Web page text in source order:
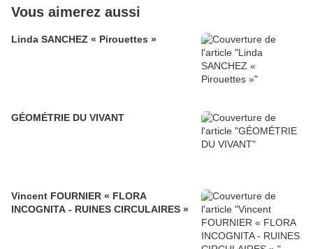
Vous aimerez aussi
Linda SANCHEZ « Pirouettes »
GÉOMÉTRIE DU VIVANT
Vincent FOURNIER « FLORA
INCOGNITA - RUINES CIRCULAIRES »